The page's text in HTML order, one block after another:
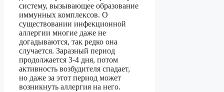
систему, вызывающее образование
иммунных комплексов. О
существовании инфекционной
аллергии многие даже не
догадываются, так редко она
случается. Заразный период
продолжается 3-4 дня, потом
активность возбудителя спадает,
но даже за этот период может
возникнуть аллергия на него.